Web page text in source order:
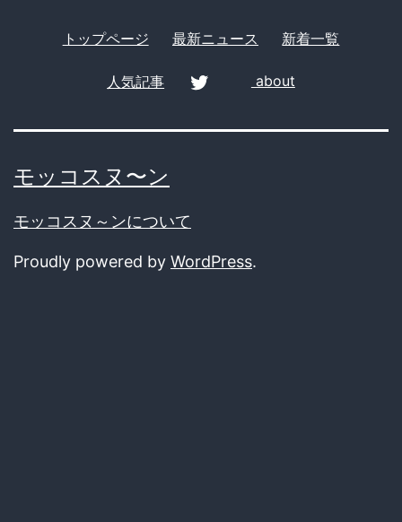
トップページ 最新ニュース 新着一覧
人気記事 about
モッコスヌ〜ン
モッコスヌ～ンについて
Proudly powered by WordPress.